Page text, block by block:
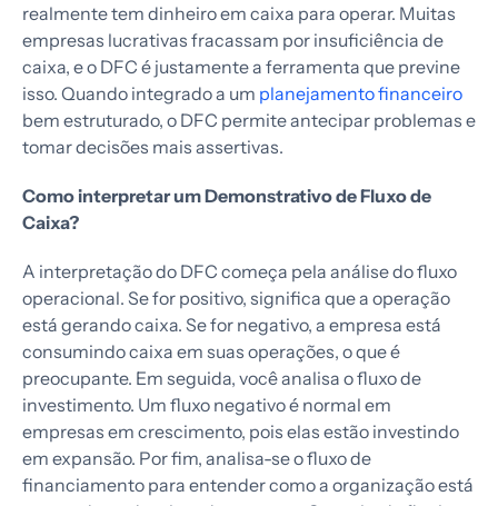
realmente tem dinheiro em caixa para operar. Muitas
empresas lucrativas fracassam por insuficiência de
caixa, e o DFC é justamente a ferramenta que previne
isso. Quando integrado a um planejamento financeiro
bem estruturado, o DFC permite antecipar problemas e
tomar decisões mais assertivas.
Como interpretar um Demonstrativo de Fluxo de
Caixa?
A interpretação do DFC começa pela análise do fluxo
operacional. Se for positivo, significa que a operação
está gerando caixa. Se for negativo, a empresa está
consumindo caixa em suas operações, o que é
preocupante. Em seguida, você analisa o fluxo de
investimento. Um fluxo negativo é normal em
empresas em crescimento, pois elas estão investindo
em expansão. Por fim, analisa-se o fluxo de
financiamento para entender como a organização está